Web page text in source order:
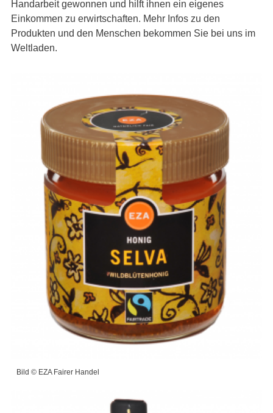
Handarbeit gewonnen und hilft ihnen ein eigenes
Einkommen zu erwirtschaften. Mehr Infos zu den
Produkten und den Menschen bekommen Sie bei uns im
Weltladen.
Bild © EZA Fairer Handel